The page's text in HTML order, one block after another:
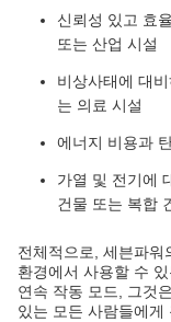
신뢰성 있고 효
또는 산업 시설
비상사태에 대
는 의료 시설
에너지 비용과
가열 및 전기에
건물 또는 복합
전체적으로, 세븐파
환경에서 사용할 수
연속 작동 모드, 그것
있는 모든 사람들에게